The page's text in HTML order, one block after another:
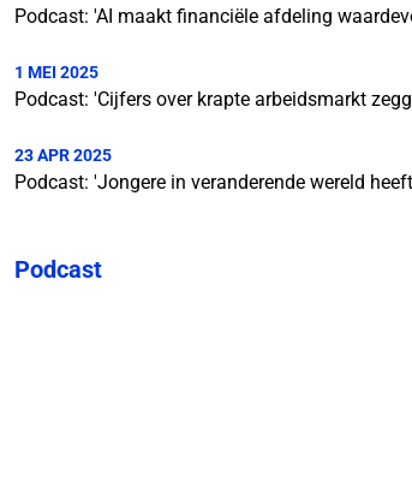
Podcast: 'AI maakt financiële afdeling
1 MEI 2025
Podcast: 'Cijfers over krapte arbeidsmarkt
23 APR 2025
Podcast: 'Jongere in veranderende wereld
Podcast